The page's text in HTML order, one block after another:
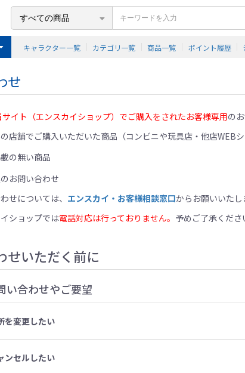
キャラクター一覧 カテゴリ一覧 商品一覧 ポイント履歴
せ
サイト（エンスカイショップ）でご購入をされたお客様専用の
店舗でご購入いただいた商品（コンビニや玩具店・他店WEBシ
の無い商品
お問い合わせ
せについては、 エンスカイ・お客様相談窓口からお願いいたし
ショップでは電話対応は行っておりません。 予めご了承くださ
せいただく前に
い合わせやご要望
を変更したい
ンセルしたい